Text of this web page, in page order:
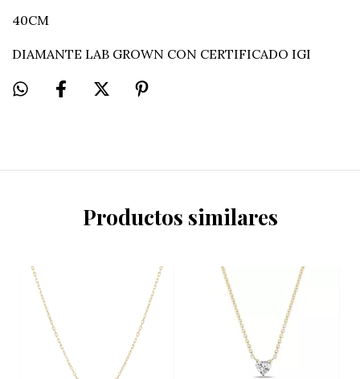
40CM
DIAMANTE LAB GROWN CON CERTIFICADO IGI
Productos similares